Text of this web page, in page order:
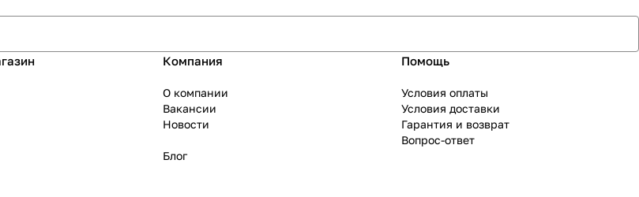
Компания
О компании
Вакансии
Новости
Блог
Помощь
Условия оплаты
Условия доставки
Гарантия и возврат
Вопрос-ответ